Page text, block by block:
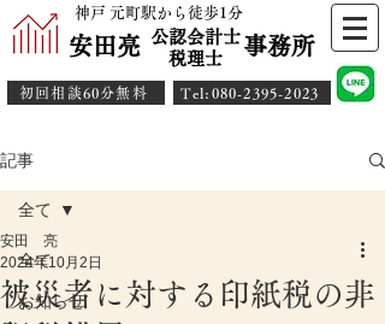
神戸 元町駅から徒歩1分
安田亮 事務所
公認会計士
​税理士
初回相談60分無料 ​Tel:080-2395-2023
記事
全て
お知らせ
全て
被災者に対する印紙税の非
安田 亮
2024年10月2日